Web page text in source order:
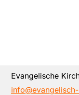
Evangelische